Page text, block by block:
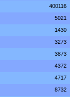
400116
5021
1430
3273
3873
4372
4717
8732